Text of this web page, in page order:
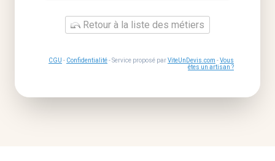
Retour à la liste des métiers
CGU - Confidentialité- Service proposé parViteUnDevis.com -Vous
êtes un artisan ?